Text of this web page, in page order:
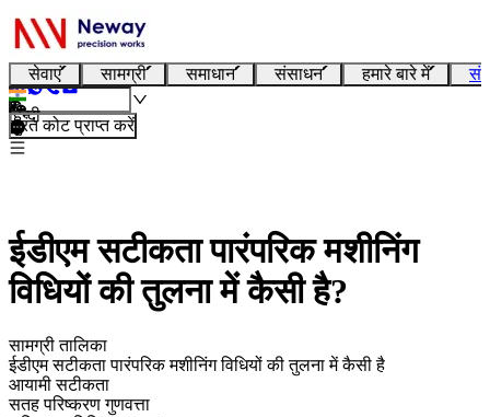
सेवाएं सामग्री समाधान संसाधन हमारे बारे में
हिन्दी
तुरंत कोट प्राप्त करें
ईडीएम सटीकता पारंपरिक मशीनिंग
विधियों की तुलना में कैसी है?
सामग्री तालिका
ईडीएम सटीकता पारंपरिक मशीनिंग विधियों की तुलना में कैसी है
आयामी सटीकता
सतह परिष्करण गुणवत्ता